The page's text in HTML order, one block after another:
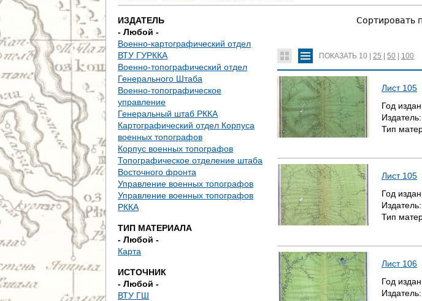
В
ы
з
д
е
с
ь
ИЗДАТЕЛЬ
- Любой -
Военно-картографический отдел
ВТУ ГУРККА
Военно-топографический отдел
Генерального Штаба
Военно-топографическое
управление
Генеральный штаб РККА
Картографический отдел Корпуса
военных топографов
Корпус военных топографов
Топографическое отделение штаба
Восточного фронта
Управление военных топографов
Управление военных топографов
РККА
ТИП МАТЕРИАЛА
- Любой -
Карта
ИСТОЧНИК
- Любой -
ВТУ ГШ
Сортировать
ПОКАЗАТЬ 10 25 50 100
Лист 105
Год
Издатель:
Тип
Лист 105
Год
Издатель:
Тип
Лист 106
Год
Издатель: